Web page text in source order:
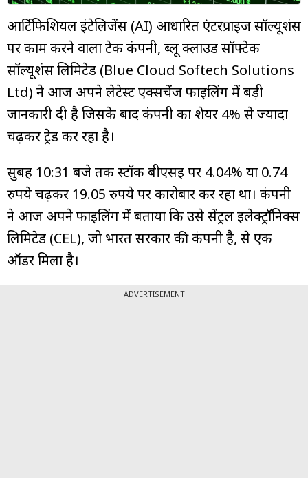
आर्टिफिशियल इंटेलिजेंस (AI) आधारित एंटरप्राइज सॉल्यूशंस
पर काम करने वाला टेक कंपनी, ब्लू क्लाउड सॉफ्टेक
सॉल्यूशंस लिमिटेड (Blue Cloud Softech Solutions
Ltd) ने आज अपने लेटेस्ट एक्सचेंज फाइलिंग में बड़ी
जानकारी दी है जिसके बाद कंपनी का शेयर 4% से ज्यादा
चढ़कर ट्रेड कर रहा है।
सुबह 10:31 बजे तक स्टॉक बीएसई पर 4.04% या 0.74
रुपये चढ़कर 19.05 रुपये पर कारोबार कर रहा था। कंपनी
ने आज अपने फाइलिंग में बताया कि उसे सेंट्रल इलेक्ट्रॉनिक्स
लिमिटेड (CEL), जो भारत सरकार की कंपनी है, से एक
ऑर्डर मिला है।
ADVERTISEMENT